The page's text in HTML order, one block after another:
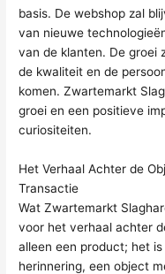
basis. De webshop zal
van nieuwe
van de klanten. De groei
de kwaliteit en de
komen. Zwartemarkt
groei en een positieve
curiositeiten.
Het Verhaal Achter de
Transactie
Wat Zwartemarkt
voor het verhaal achter
alleen een product; het
herinnering, een object